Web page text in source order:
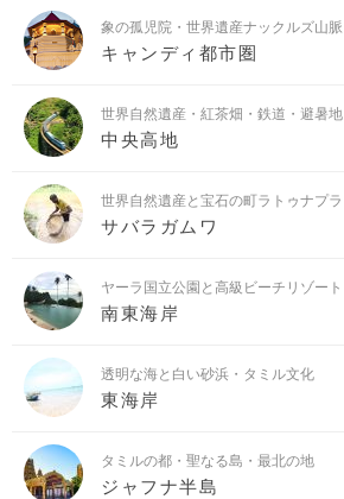
象の孤児院・世界遺産ナックルズ山脈
キャンディ都市圏
世界自然遺産・紅茶畑・鉄道・避暑地
中央高地
世界自然遺産と宝石の町ラトゥナプラ
サバラガムワ
ヤーラ国立公園と高級ビーチリゾート
南東海岸
透明な海と白い砂浜・タミル文化
東海岸
タミルの都・聖なる島・最北の地
ジャフナ半島